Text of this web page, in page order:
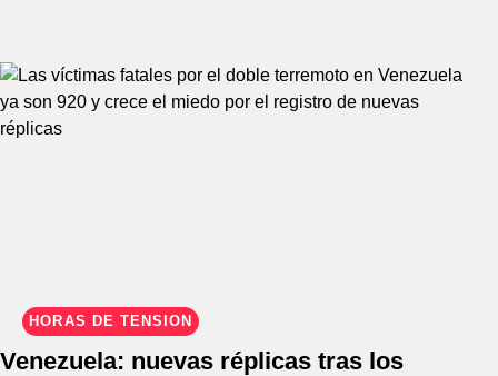
HORAS DE TENSIÓN
Venezuela: nuevas réplicas tras los